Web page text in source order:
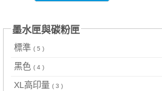
墨水匣與碳粉匣
標準 ( 5 )
黑色 ( 4 )
XL高印量 ( 3 )